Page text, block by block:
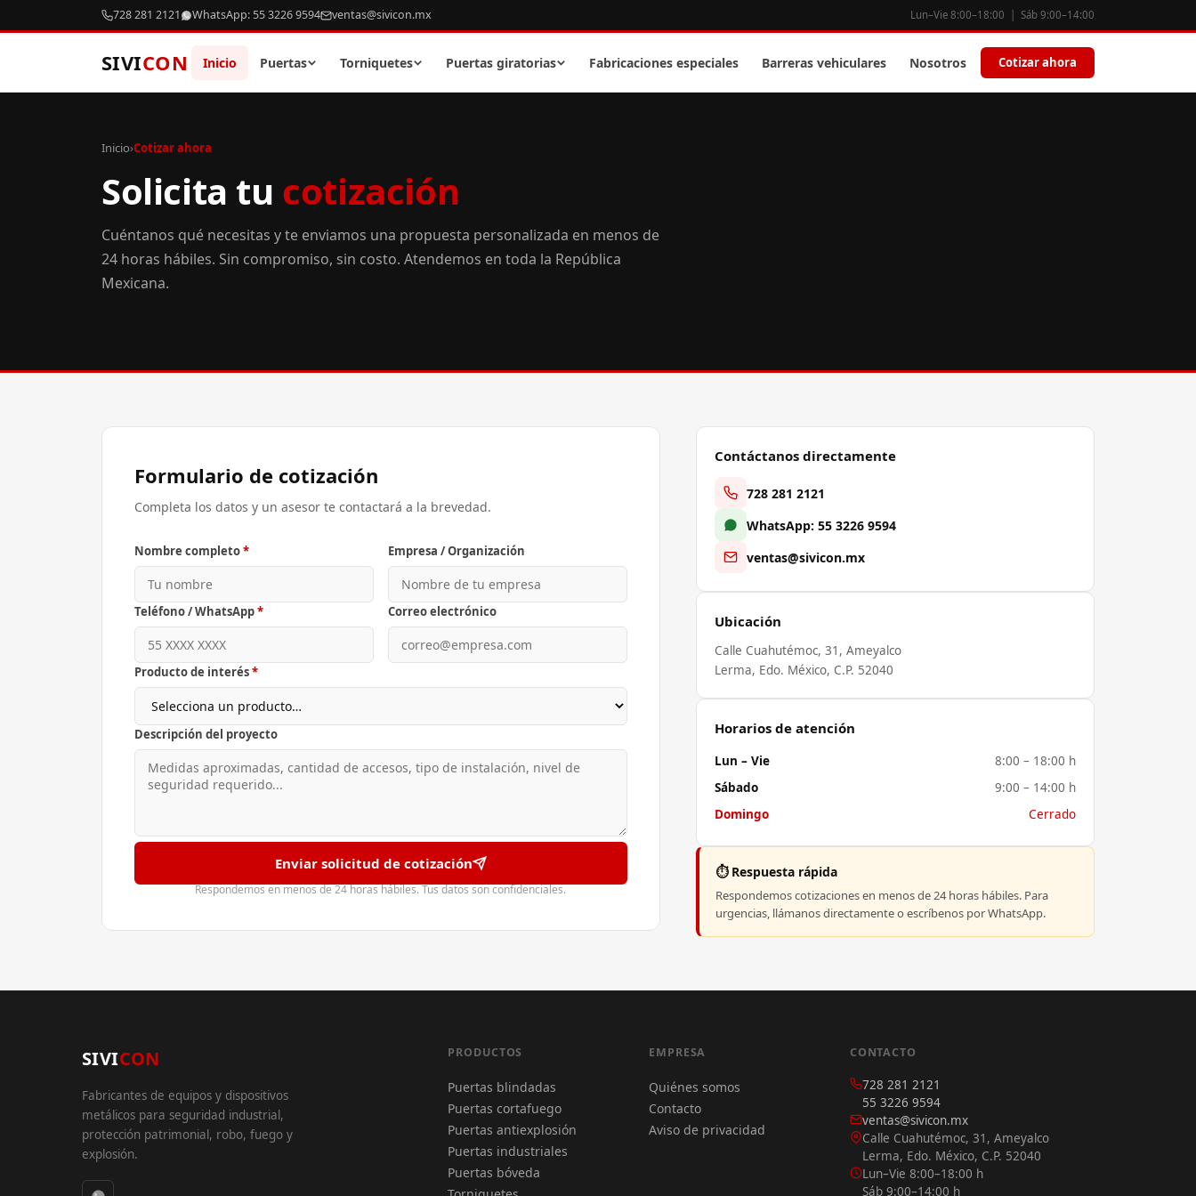
728 281 2121 WhatsApp: 55 3226 9594 ventas@sivicon.mx Lun–Vie 8:00–18:00 | Sáb 9:00–14:00
SIVICON Inicio Puertas Torniquetes Puertas giratorias Fabricaciones especiales Barreras vehiculares Nosotros Cotizar ahora
Inicio›Cotizar ahora
Solicita tu cotización
Cuéntanos qué necesitas y te enviamos una propuesta personalizada en menos de
24 horas hábiles. Sin compromiso, sin costo. Atendemos en toda la República
Mexicana.
Formulario de cotización
Completa los datos y un asesor te contactará a la brevedad.
Nombre completo* Empresa / Organización
Teléfono / WhatsApp* Correo electrónico
Producto de interés*
Descripción del proyecto
Enviar solicitud de cotización
Respondemos en menos de 24 horas hábiles. Tus datos son confidenciales.
Contáctanos directamente
728 281 2121
WhatsApp: 55 3226 9594
ventas@sivicon.mx
Ubicación
Calle Cuahutémoc, 31, Ameyalco
Lerma, Edo. México, C.P. 52040
Horarios de atención
Lun – Vie
8:00 – 18:00 h
Sábado
9:00 – 14:00 h
Domingo
Cerrado
⏱️ Respuesta rápida
Respondemos cotizaciones en menos de 24 horas hábiles. Para
urgencias, llámanos directamente o escríbenos por WhatsApp.
SIVICON
Fabricantes de equipos y dispositivos
metálicos para seguridad industrial,
protección patrimonial, robo, fuego y
explosión.
PRODUCTOS
Puertas blindadas
Puertas cortafuego
Puertas antiexplosión
Puertas industriales
Puertas bóveda
EMPRESA
Quiénes somos
Contacto
Aviso de privacidad
CONTACTO
728 281 2121
55 3226 9594
ventas@sivicon.mx
Calle Cuahutémoc, 31, Ameyalco
Lerma, Edo. México, C.P. 52040
Lun–Vie 8:00–18:00 h
Sáb 9:00–14:00 h